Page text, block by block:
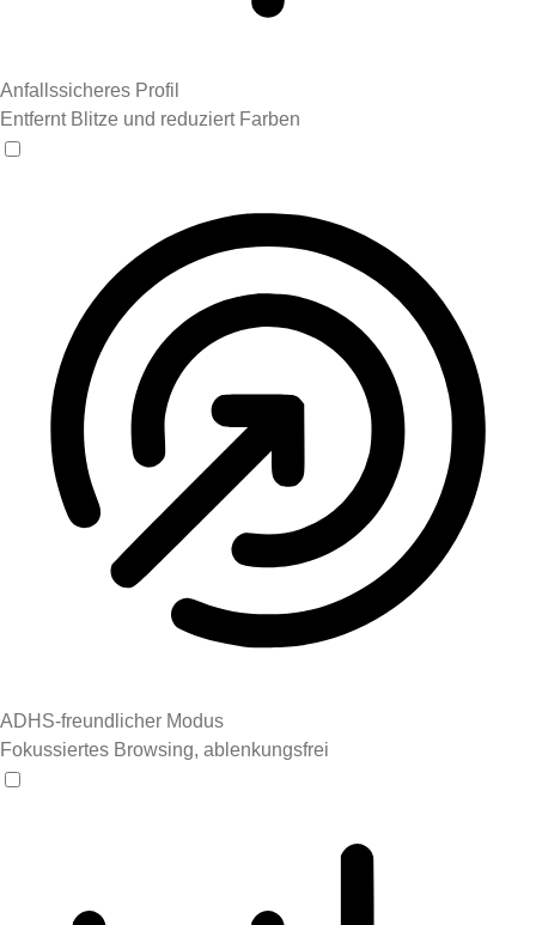
Anfallssicheres Profil
Entfernt Blitze und reduziert Farben
ADHS-freundlicher Modus
Fokussiertes Browsing, ablenkungsfrei